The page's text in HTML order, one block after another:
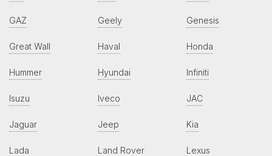
GAZ Geely Genesis
Great Wall Haval Honda
Hummer Hyundai Infiniti
Isuzu Iveco JAC
Jaguar Jeep Kia
Lada Land Rover Lexus